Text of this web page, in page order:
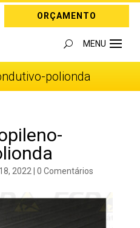
ORÇAMENTO
polionda
2022 | 0 Comentários